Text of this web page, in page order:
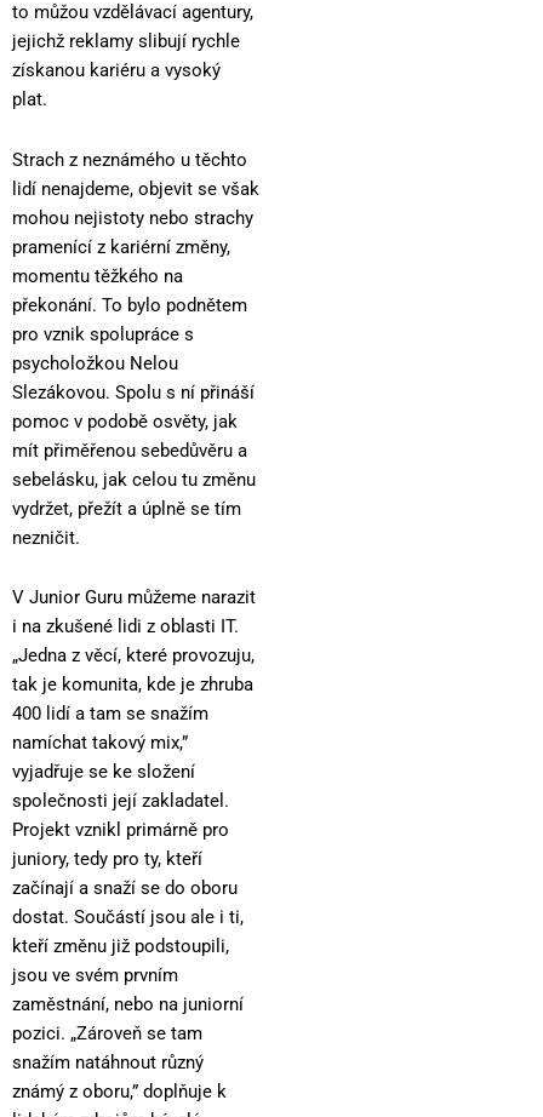
to můžou vzdělávací agentury,
jejichž reklamy slibují rychle
získanou kariéru a vysoký
plat.
Strach z neznámého u těchto
lidí nenajdeme, objevit se však
mohou nejistoty nebo strachy
pramenící z kariérní změny,
momentu těžkého na
překonání. To bylo podnětem
pro vznik spolupráce s
psycholožkou Nelou
Slezákovou. Spolu s ní přináší
pomoc v podobě osvěty, jak
mít přiměřenou sebedůvěru a
sebelásku, jak celou tu změnu
vydržet, přežít a úplně se tím
nezničit.
V Junior Guru můžeme narazit
i na zkušené lidi z oblasti IT.
„Jedna z věcí, které provozuju,
tak je komunita, kde je zhruba
400 lidí a tam se snažím
namíchat takový mix,”
vyjadřuje se ke složení
společnosti její zakladatel.
Projekt vznikl primárně pro
juniory, tedy pro ty, kteří
začínají a snaží se do oboru
dostat. Součástí jsou ale i ti,
kteří změnu již podstoupili,
jsou ve svém prvním
zaměstnání, nebo na juniorní
pozici. „Zároveň se tam
snažím natáhnout různý
známý z oboru,” doplňuje k